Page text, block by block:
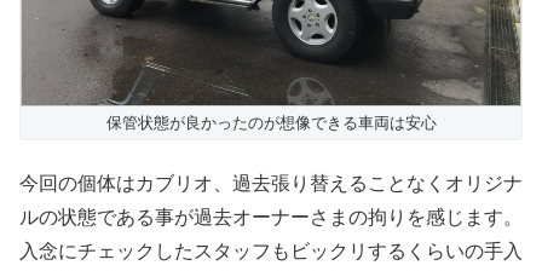
保管状態が良かったのが想像できる車両は安心
今回の個体はカブリオ、過去張り替えることなくオリジナ
ルの状態である事が過去オーナーさまの拘りを感じます。
入念にチェックしたスタッフもビックリするくらいの手入